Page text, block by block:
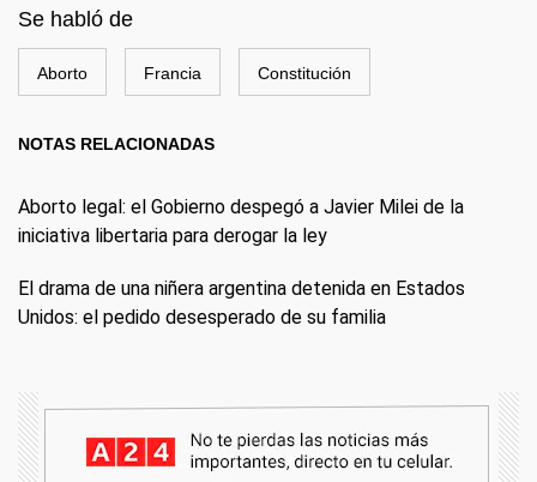
Se habló de
Aborto Francia Constitución
NOTAS RELACIONADAS
Aborto legal: el Gobierno despegó a Javier Milei de la
iniciativa libertaria para derogar la ley
El drama de una niñera argentina detenida en Estados
Unidos: el pedido desesperado de su familia